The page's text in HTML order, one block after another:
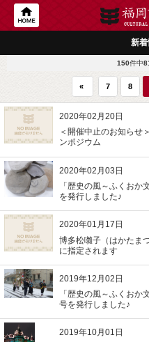
新
150件中
« 7 8
2020年02月20日
＜開催中止のお知らせ
ンポジウム
2020年02月03日
「歴史の風～ふくお
を発行しました♪
2020年01月17日
博多松囃子（はかたま
に指定されます
2019年12月02日
「歴史の風～ふくお
号を発行しました♪
2019年10月01日